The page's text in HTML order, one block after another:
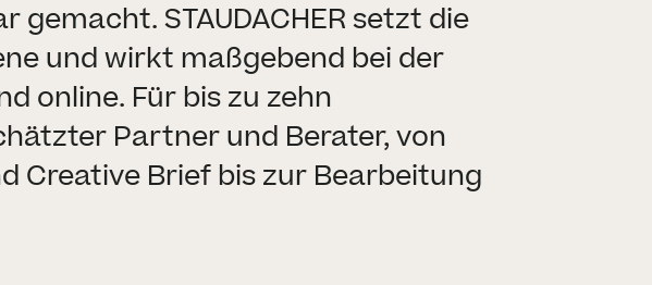
STAUDACHER setzt die
und wirkt maßgebend bei der
online. Für bis zu zehn
Partner und Berater, von
Creative Brief bis zur Bearbeitung